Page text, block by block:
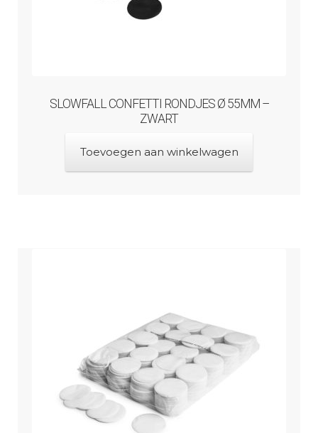
SLOWFALL CONFETTI RONDJES Ø 55MM –
ZWART
Toevoegen aan winkelwagen